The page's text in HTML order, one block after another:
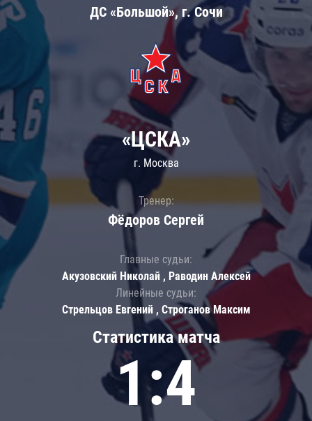
ДС «Большой», г. Сочи
Статистика матча
1:4
«ЦСКА»
г. Москва
Тренер:
Фёдоров Сергей
Главные судьи:
Акузовский Николай , Раводин Алексей
Линейные судьи:
Стрельцов Евгений , Строганов Максим